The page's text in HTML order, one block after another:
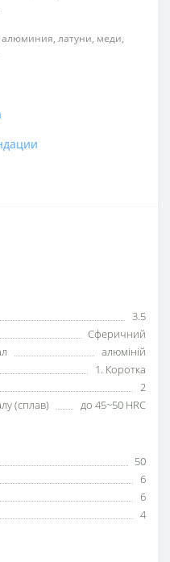
латуни, меди,
3.5
Сферичний
алюміній
1. Коротка
2
(сплав)
до 45~50 HRC
50
6
6
4